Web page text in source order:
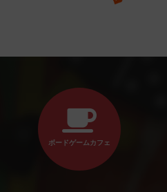
ボードゲームカフェ